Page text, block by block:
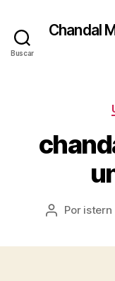
Buscar
Chandal
Autor
Por istern